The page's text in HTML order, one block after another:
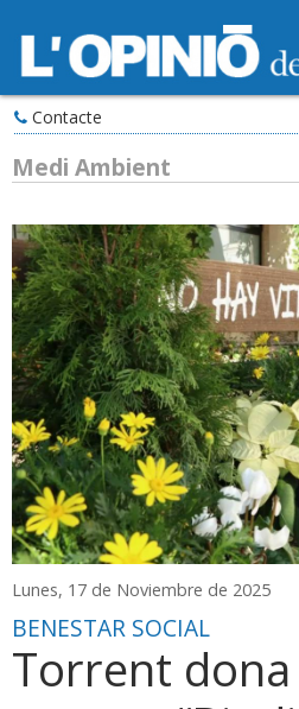
Contacte
Medi Ambient
Lunes, 17 de Noviembre de 2025
BENESTAR SOCIAL
Torrent dona